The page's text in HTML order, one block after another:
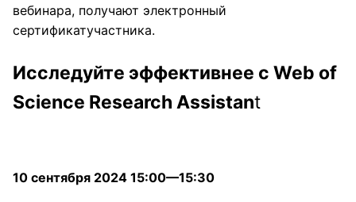
вебинара, получают электронный
сертификатучастника.
Исследуйте эффективнее с Web of
Science Research Assistant
10 сентября 2024 15:00—15:30